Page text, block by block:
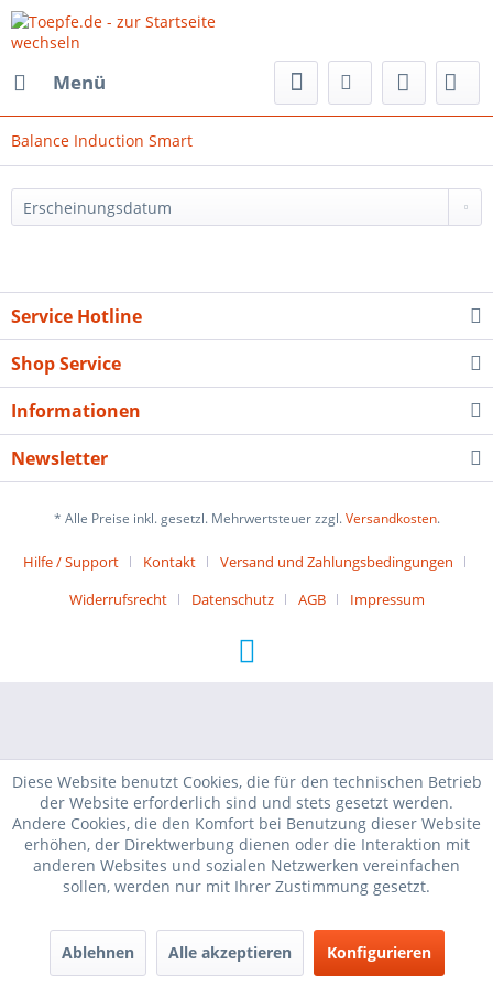
Menü
Balance Induction Smart
Service Hotline
Shop Service
Informationen
Newsletter
* Alle Preise inkl. gesetzl. Mehrwertsteuer zzgl.Versandkosten.
Hilfe / Support Kontakt
Versand und Zahlungsbedingungen
Widerrufsrecht
Datenschutz AGB Impressum
Diese Website benutzt Cookies, die für den technischen Betrieb
der Website erforderlich sind und stets gesetzt werden.
Andere Cookies, die den Komfort bei Benutzung dieser Website
erhöhen, der Direktwerbung dienen oder die Interaktion mit
anderen Websites und sozialen Netzwerken vereinfachen
sollen, werden nur mit Ihrer Zustimmung gesetzt.
Ablehnen Alle akzeptieren Konfigurieren